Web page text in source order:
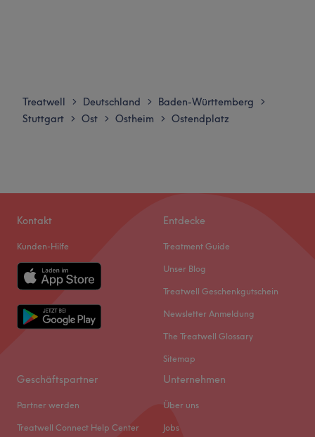
Treatwell > Deutschland > Baden-Württemberg >
Stuttgart > Ost > Ostheim > Ostendplatz
Kontakt
Kunden-Hilfe
Entdecke
Treatment Guide
Unser Blog
Treatwell Geschenkgutschein
Newsletter Anmeldung
The Treatwell Glossary
Sitemap
Geschäftspartner
Partner werden
Treatwell Connect Help Center
Unternehmen
Über uns
Jobs